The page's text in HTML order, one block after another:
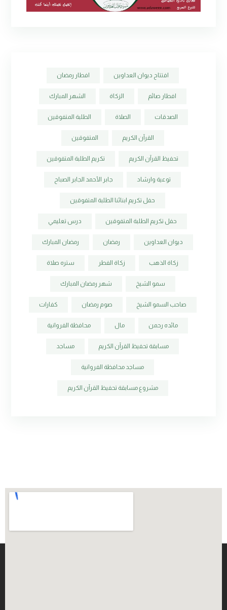
افتتاح ديوان العداوين افطار رمضان
افطار صائم الزكاة الشهر المبارك
الصدقات الصلاة الطلبة المتفوقين
القرآن الكريم المتفوقين
تحفيظ القرآن الكريم تكريم الطلبة المتفوقين
توعية وارشاد جابر الأحمد الجابر الصباح
حفل تكريم ابنائنا الطلبة المتفوقين
حفل تكريم الطلبة المتفوقين درس تعليمي
ديوان العداوين رمضان رمضان المبارك
زكاة الذهب زكاة الفطر ستره صلاة
سمو الشيخ شهر رمضان المبارك
صاحب السمو الشيخ صوم رمضان كفارات
مائده رحمن مال محافظة الفروانية
مسابقة تحفيظ القرآن الكريم مساجد
مساجد محافظة الفروانية
مشروع مسابقة تحفيظ القرآن الكريم